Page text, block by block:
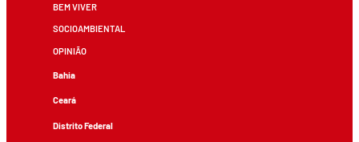
BEM VIVER
SOCIOAMBIENTAL
OPINIÃO
Bahia
Ceará
Distrito Federal